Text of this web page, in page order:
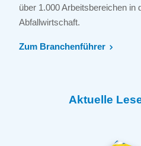
über 1.000 Arbeitsbereichen in
Abfallwirtschaft.
Zum Branchenführer
Aktuelle